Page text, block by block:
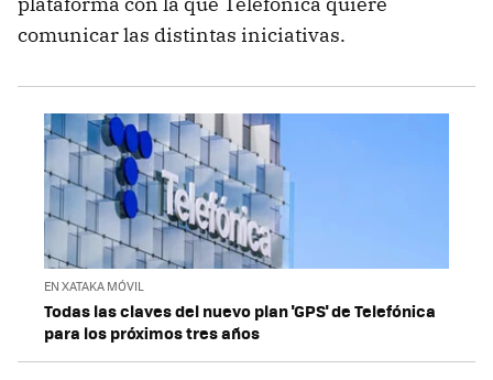
comunicar las distintas iniciativas.
EN XATAKA MÓVIL
Todas las claves del nuevo plan 'GPS' de Telefónica
para los próximos tres años